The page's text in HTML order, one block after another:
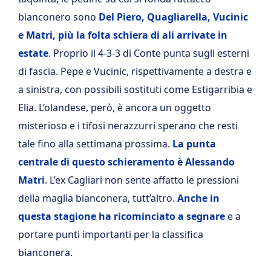
bianconero sono Del Piero, Quagliarella, Vucinic
e Matri, più la folta schiera di ali arrivate in
estate. Proprio il 4-3-3 di Conte punta sugli esterni
di fascia. Pepe e Vucinic, rispettivamente a destra e
a sinistra, con possibili sostituti come Estigarribia e
Elia. L’olandese, però, è ancora un oggetto
misterioso e i tifosi nerazzurri sperano che resti
tale fino alla settimana prossima. La punta
centrale di questo schieramento è Alessando
Matri. L’ex Cagliari non sente affatto le pressioni
della maglia bianconera, tutt’altro. Anche in
questa stagione ha ricominciato a segnaree a
portare punti importanti per la classifica
bianconera.